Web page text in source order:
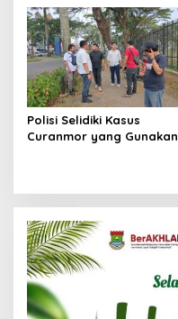
Nasional Pusat Studi
Kepolisian
Polisi Selidiki Kasus
Curanmor yang Gunakan